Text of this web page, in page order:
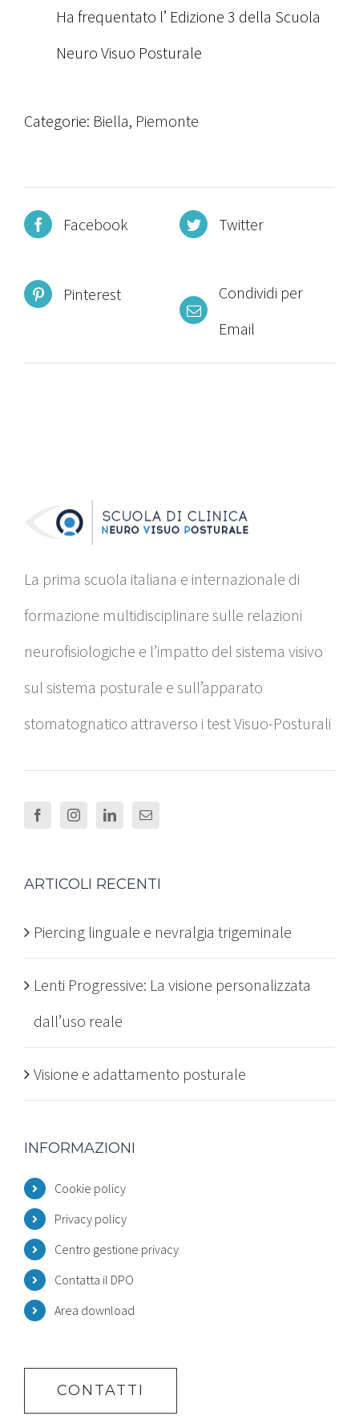
Ha frequentato l’ Edizione 3 della Scuola
Neuro Visuo Posturale
Categorie: Biella, Piemonte
Facebook Twitter
Pinterest
Condividi per
Email
La prima scuola italiana e internazionale di
formazione multidisciplinare sulle relazioni
neurofisiologiche e l’impatto del sistema visivo
sul sistema posturale e sull’apparato
stomatognatico attraverso i test Visuo-Posturali
ARTICOLI RECENTI
Piercing linguale e nevralgia trigeminale
Lenti Progressive: La visione personalizzata
dall’uso reale
Visione e adattamento posturale
INFORMAZIONI
Cookie policy
Privacy policy
Centro gestione privacy
Contatta il DPO
Area download
CONTATTI